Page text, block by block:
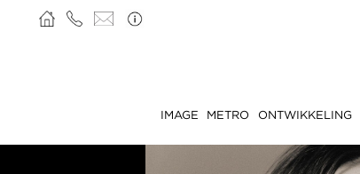
IMAGE METRO ONTWIKKELING